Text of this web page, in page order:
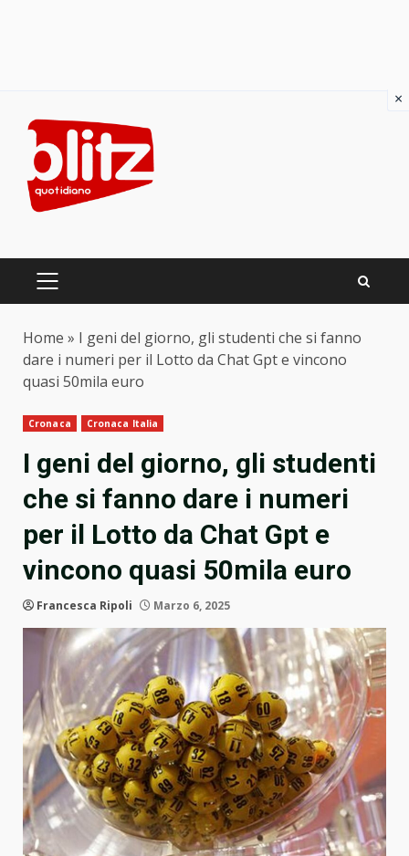
content
PRIMARY
Home » I geni del giorno, gli studenti che si fanno
dare i numeri per il Lotto da Chat Gpt e vincono
quasi 50mila euro
Cronaca Cronaca Italia
I geni del giorno, gli studenti
che si fanno dare i numeri
per il Lotto da Chat Gpt e
vincono quasi 50mila euro
Francesca Ripoli Marzo 6, 2025
×